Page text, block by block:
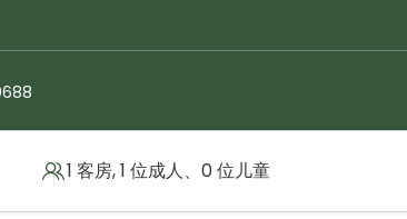
1 客房, 1 位成人、0 位儿童
复式套房